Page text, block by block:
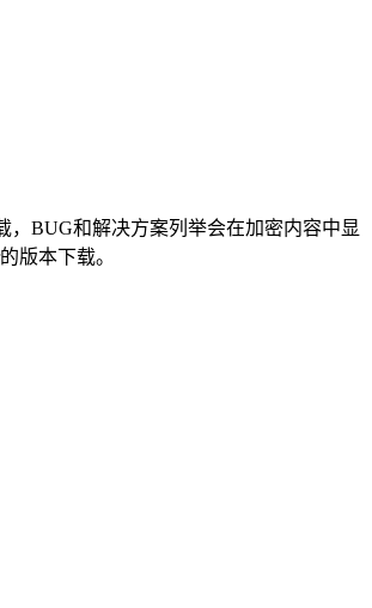
，BUG和解决方案列举会在加密内容中显
版本下载。